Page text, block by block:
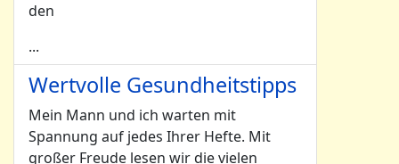
den
...
Wertvolle Gesundheitstipps
Mein Mann und ich warten mit
Spannung auf jedes Ihrer Hefte. Mit
großer Freude lesen wir die vielen